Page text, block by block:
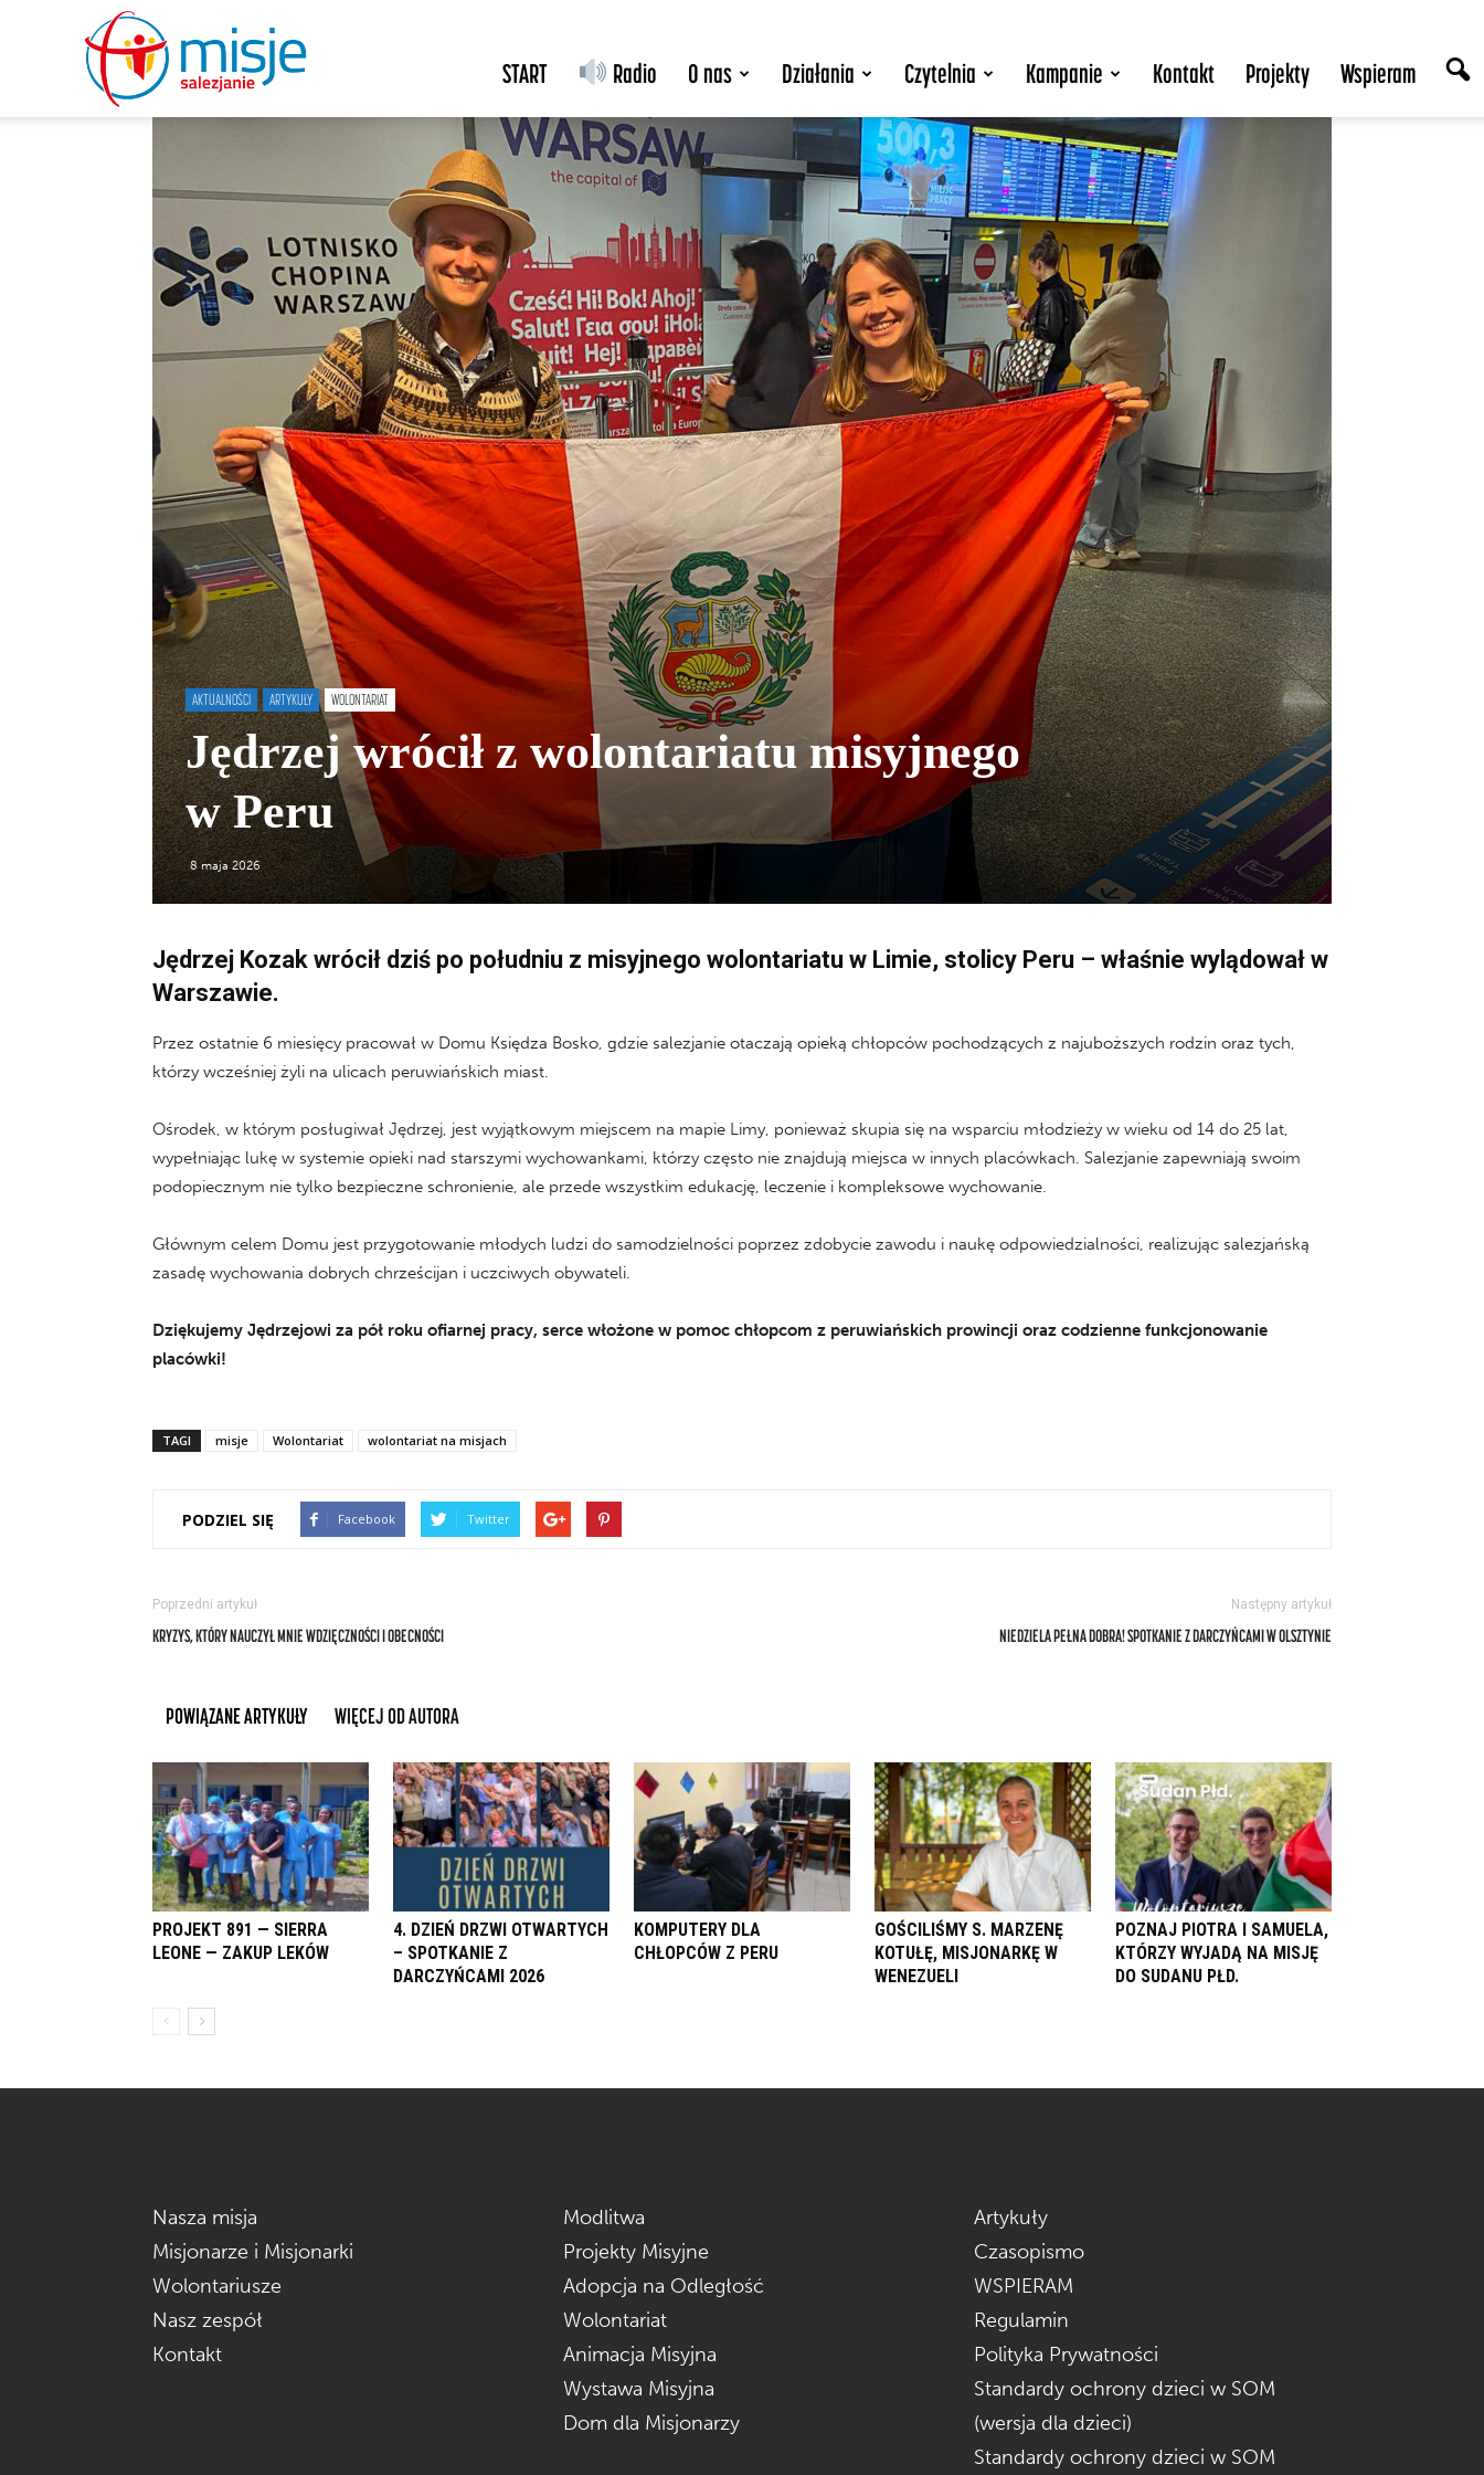
START Radio O nas Działania Czytelnia Kampanie Kontakt Projekty Wspieram
AKTUALNOŚCI ARTYKUŁY WOLONTARIAT
Jędrzej wrócił z wolontariatu misyjnego
w Peru
8 maja 2026
Jędrzej Kozak wrócił dziś po południu z misyjnego wolontariatu w Limie, stolicy Peru – właśnie wylądował w
Warszawie.
Przez ostatnie 6 miesięcy pracował w Domu Księdza Bosko, gdzie salezjanie otaczają opieką chłopców pochodzących z najuboższych rodzin oraz tych,
którzy wcześniej żyli na ulicach peruwiańskich miast.
Ośrodek, w którym posługiwał Jędrzej, jest wyjątkowym miejscem na mapie Limy, ponieważ skupia się na wsparciu młodzieży w wieku od 14 do 25 lat,
wypełniając lukę w systemie opieki nad starszymi wychowankami, którzy często nie znajdują miejsca w innych placówkach. Salezjanie zapewniają swoim
podopiecznym nie tylko bezpieczne schronienie, ale przede wszystkim edukację, leczenie i kompleksowe wychowanie.
Głównym celem Domu jest przygotowanie młodych ludzi do samodzielności poprzez zdobycie zawodu i naukę odpowiedzialności, realizując salezjańską
zasadę wychowania dobrych chrześcijan i uczciwych obywateli.
Dziękujemy Jędrzejowi za pół roku ofiarnej pracy, serce włożone w pomoc chłopcom z peruwiańskich prowincji oraz codzienne funkcjonowanie
placówki!
TAGI misje Wolontariat wolontariat na misjach
PODZIEL SIĘ Facebook Twitter
Poprzedni artykuł
KRYZYS, KTÓRY NAUCZYŁ MNIE WDZIĘCZNOŚCI I OBECNOŚCI
Następny artykuł
NIEDZIELA PEŁNA DOBRA! SPOTKANIE Z DARCZYŃCAMI W OLSZTYNIE
POWIĄZANE ARTYKUŁY WIĘCEJ OD AUTORA
PROJEKT 891 — SIERRA
LEONE — ZAKUP LEKÓW
4. DZIEŃ DRZWI OTWARTYCH
– SPOTKANIE Z
DARCZYŃCAMI 2026
KOMPUTERY DLA
CHŁOPCÓW Z PERU
GOŚCILIŚMY S. MARZENĘ
KOTUŁĘ, MISJONARKĘ W
WENEZUELI
POZNAJ PIOTRA I SAMUELA,
KTÓRZY WYJADĄ NA MISJĘ
DO SUDANU PŁD.
Nasza misja
Misjonarze i Misjonarki
Wolontariusze
Nasz zespół
Kontakt
Modlitwa
Projekty Misyjne
Adopcja na Odległość
Wolontariat
Animacja Misyjna
Wystawa Misyjna
Dom dla Misjonarzy
Artykuły
Czasopismo
WSPIERAM
Regulamin
Polityka Prywatności
Standardy ochrony dzieci w SOM
(wersja dla dzieci)
Standardy ochrony dzieci w SOM